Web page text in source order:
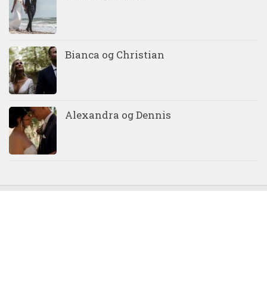
Bianca og Christian
Alexandra og Dennis